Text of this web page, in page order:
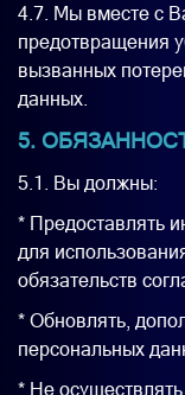
4.7. Мы вместе с
предотвращения
вызванных
данных.
5.
5.1. Вы должны:
* Предоставлять
для
обязательств
* Обновлять,
персональных
* Не